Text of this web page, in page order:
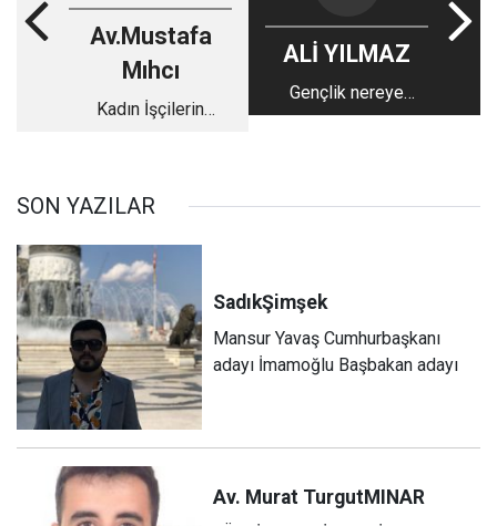
Av.Mustafa
Mıhcı
Kadın İşçilerin
ALİ YILMAZ
Gençlik nereye
gidiyor böyle?
SON YAZILAR
SadıkŞimşek
Mansur Yavaş Cumhurbaşkanı
adayı İmamoğlu Başbakan adayı
Av. Murat TurgutMINAR